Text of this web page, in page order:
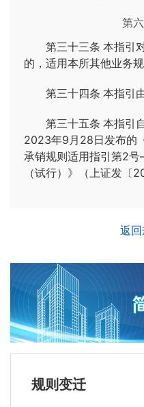
第
第三十三条 本指引
的，适用本所其他业务规
第三十四条 本指引
第三十五条 本指引
2023年9月28日发布的
承销规则适用指引第2
（试行）》（上证发〔
返
规则变迁